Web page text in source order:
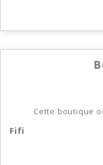
Cette boutique
Fifi